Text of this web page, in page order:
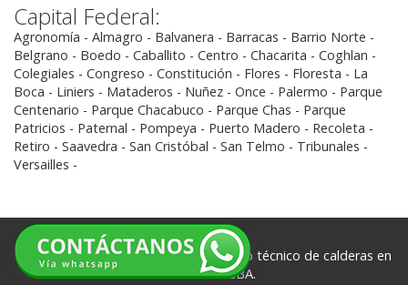
Capital Federal:
Agronomía - Almagro - Balvanera - Barracas - Barrio Norte -
Belgrano - Boedo - Caballito - Centro - Chacarita - Coghlan -
Colegiales - Congreso - Constitución - Flores - Floresta - La
Boca - Liniers - Mataderos - Nuñez - Once - Palermo - Parque
Centenario - Parque Chacabuco - Parque Chas - Parque
Patricios - Paternal - Pompeya - Puerto Madero - Recoleta -
Retiro - Saavedra - San Cristóbal - San Telmo - Tribunales -
Versailles -
© Service de Calderas NorteServicio técnico de calderas en
Zona Norte GBA.